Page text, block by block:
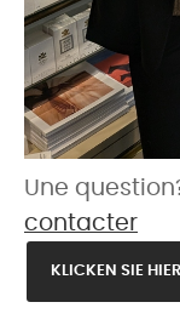
Une
contacter
KLICKEN SIE